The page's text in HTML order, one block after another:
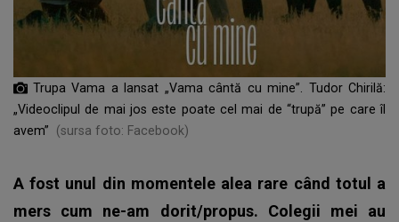
Trupa Vama a lansat „Vama cântă cu mine”. Tudor Chirilă:
„Videoclipul de mai jos este poate cel mai de “trupă” pe care îl
avem”
(sursa foto: Facebook)
A fost unul din momentele alea rare când totul a
mers cum ne-am dorit/propus. Colegii mei au